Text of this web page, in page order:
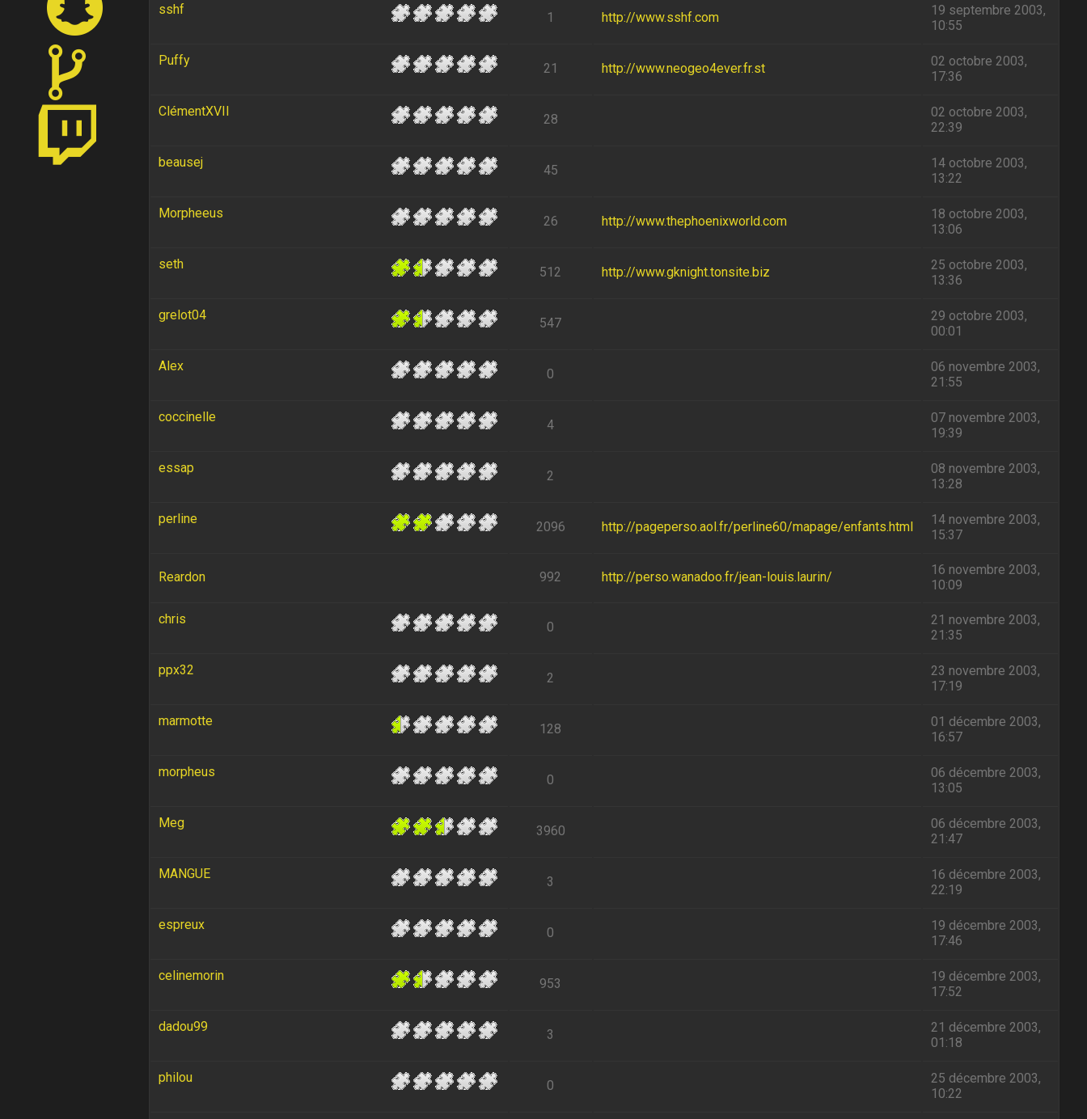
sshf
1 http://www.sshf.com
19 septembre 2003,
10:55
Puffy
21 http://www.neogeo4ever.fr.st
02 octobre 2003,
17:36
ClémentXVII
28
02 octobre 2003,
22:39
beausej
45
14 octobre 2003,
13:22
Morpheeus
26 http://www.thephoenixworld.com
18 octobre 2003,
13:06
seth
512 http://www.gknight.tonsite.biz
25 octobre 2003,
13:36
grelot04
547
29 octobre 2003,
00:01
Alex
0
06 novembre 2003,
21:55
coccinelle
4
07 novembre 2003,
19:39
essap
2
08 novembre 2003,
13:28
perline
2096 http://pageperso.aol.fr/perline60/mapage/enfants.html
14 novembre 2003,
15:37
Reardon 992 http://perso.wanadoo.fr/jean-louis.laurin/
16 novembre 2003,
10:09
chris
0
21 novembre 2003,
21:35
ppx32
2
23 novembre 2003,
17:19
marmotte
128
01 décembre 2003,
16:57
morpheus
0
06 décembre 2003,
13:05
Meg
3960
06 décembre 2003,
21:47
MANGUE
3
16 décembre 2003,
22:19
espreux
0
19 décembre 2003,
17:46
celinemorin
953
19 décembre 2003,
17:52
dadou99
3
21 décembre 2003,
01:18
philou
0
25 décembre 2003,
10:22